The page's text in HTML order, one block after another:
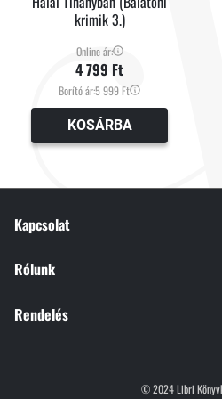
krimik 3.)
Online ár:
4 799 Ft
Borító ár:5 999 Ft
KOSÁRBA
Kapcsolat
Rólunk
Rendelés
© 2024 Libri